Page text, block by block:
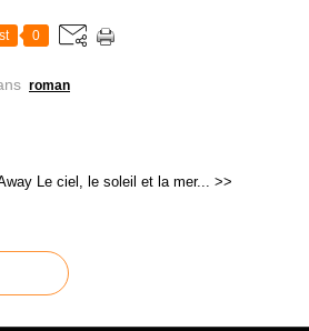
0
roman
Le ciel, le soleil et la mer... >>